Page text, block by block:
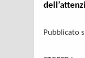
Pubblicato